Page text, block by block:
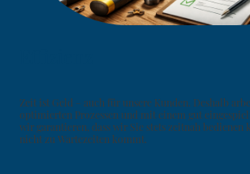
Zeit ist Geld – auch für unsere Kunden. Deshalb
optimierten Prozessen und mit einem gut
wir garantieren, dass wir Sie stets zeitnah bedienen
nicht zu Wartezeiten kommt.